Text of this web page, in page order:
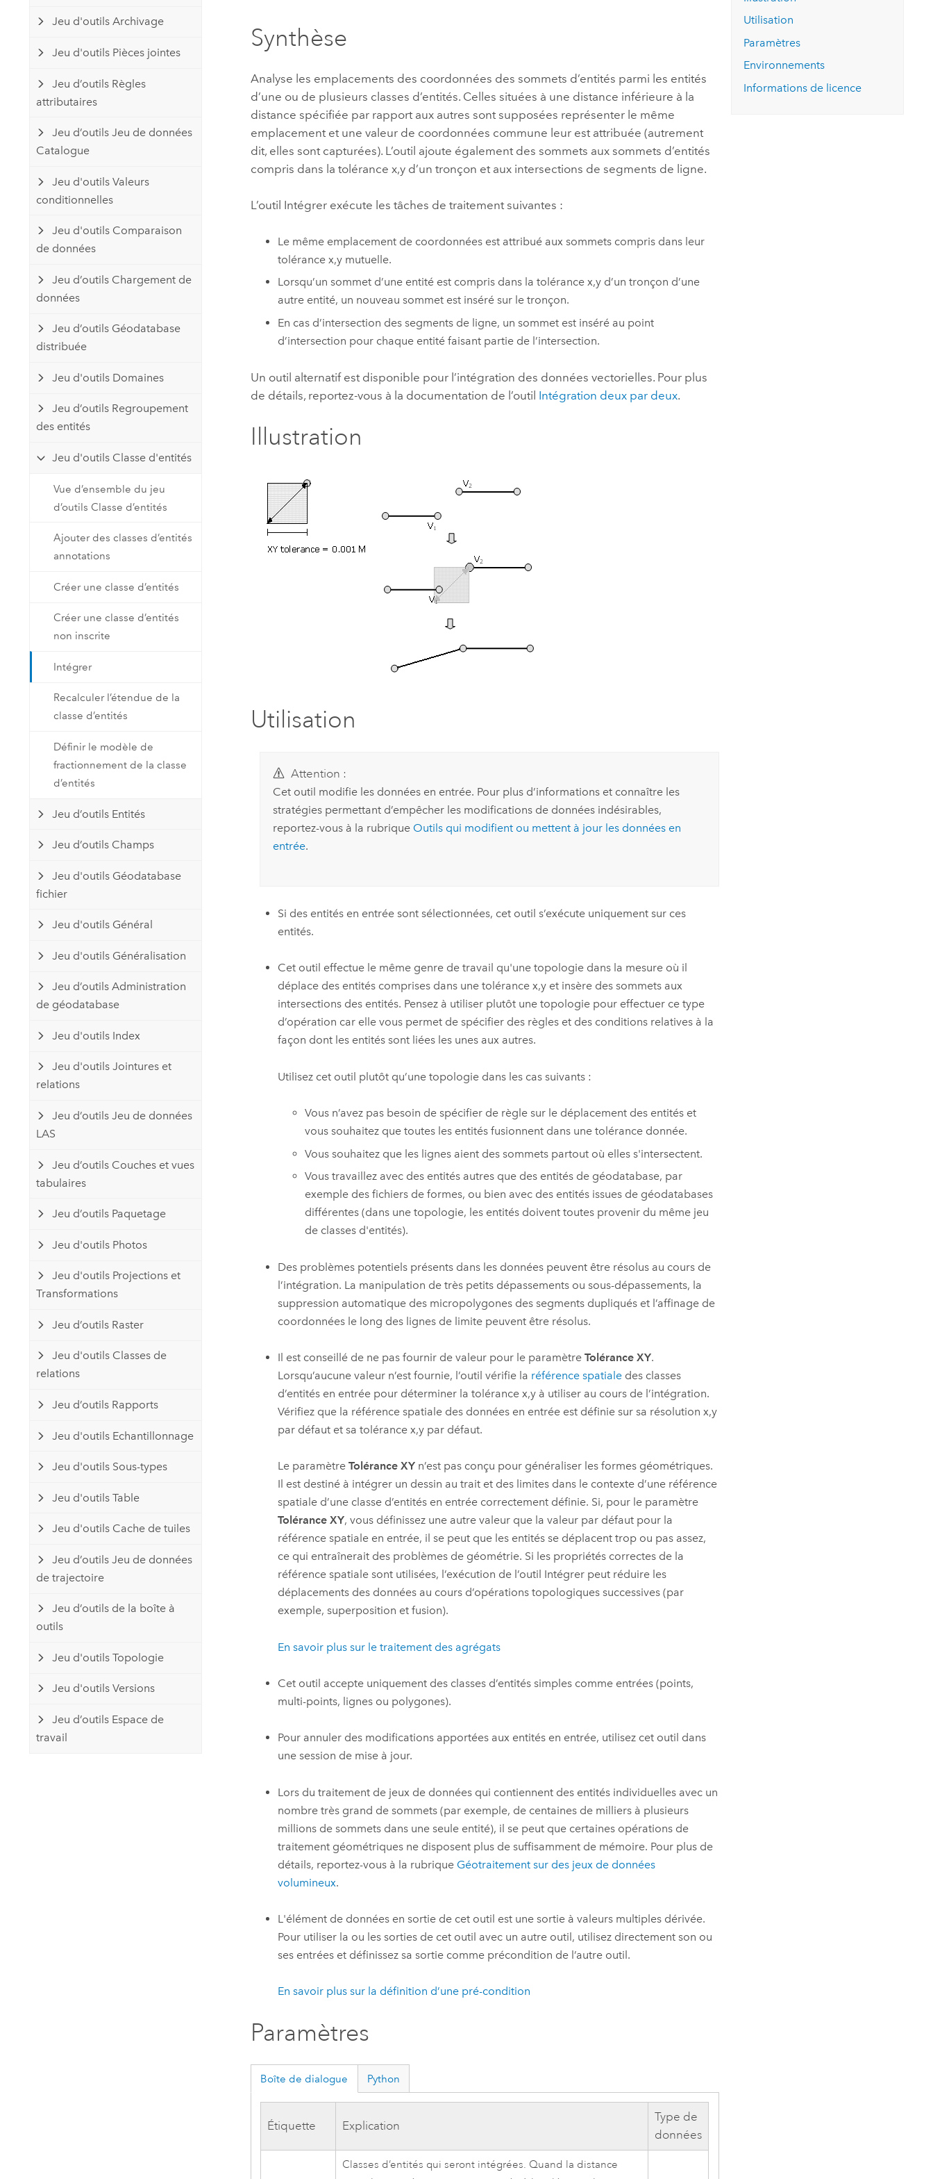
Technologie Developer
cartographie et d’analyse spatiale
essai gratuit.
Explorer ce cours
géospatial
Tous les récits
Lire le récit
Jeu d'outils Archivage
Jeu d'outils Pièces jointes
Jeu d’outils Règles
attributaires
Jeu d’outils Jeu de données
Catalogue
Jeu d'outils Valeurs
conditionnelles
Jeu d'outils Comparaison
de données
Jeu d’outils Chargement de
données
Jeu d’outils Géodatabase
distribuée
Jeu d'outils Domaines
Jeu d’outils Regroupement
des entités
Jeu d'outils Classe d'entités
Vue d’ensemble du jeu
d’outils Classe d’entités
Ajouter des classes d’entités
annotations
Créer une classe d’entités
Créer une classe d’entités
non inscrite
Intégrer
Recalculer l’étendue de la
classe d’entités
Définir le modèle de
fractionnement de la classe
d’entités
Jeu d’outils Entités
Jeu d’outils Champs
Jeu d'outils Géodatabase
fichier
Jeu d'outils Général
Jeu d'outils Généralisation
Jeu d’outils Administration
de géodatabase
Jeu d'outils Index
Jeu d'outils Jointures et
relations
Jeu d’outils Jeu de données
LAS
Jeu d’outils Couches et vues
tabulaires
Jeu d’outils Paquetage
Jeu d'outils Photos
Jeu d'outils Projections et
Transformations
Jeu d’outils Raster
Jeu d'outils Classes de
relations
Jeu d’outils Rapports
Jeu d'outils Echantillonnage
Jeu d'outils Sous-types
Jeu d'outils Table
Jeu d'outils Cache de tuiles
Jeu d’outils Jeu de données
de trajectoire
Jeu d’outils de la boîte à
outils
Jeu d'outils Topologie
Jeu d'outils Versions
Jeu d’outils Espace de
travail
Synthèse
Analyse les emplacements des coordonnées des sommets d’entités parmi les entités
d’une ou de plusieurs classes d’entités. Celles situées à une distance inférieure à la
distance spécifiée par rapport aux autres sont supposées représenter le même
emplacement et une valeur de coordonnées commune leur est attribuée (autrement
dit, elles sont capturées). L’outil ajoute également des sommets aux sommets d’entités
compris dans la tolérance x,y d’un tronçon et aux intersections de segments de ligne.
L’outil Intégrer exécute les tâches de traitement suivantes :
Le même emplacement de coordonnées est attribué aux sommets compris dans leur
tolérance x,y mutuelle.
Lorsqu’un sommet d’une entité est compris dans la tolérance x,y d’un tronçon d’une
autre entité, un nouveau sommet est inséré sur le tronçon.
En cas d’intersection des segments de ligne, un sommet est inséré au point
d’intersection pour chaque entité faisant partie de l’intersection.
Un outil alternatif est disponible pour l’intégration des données vectorielles. Pour plus
de détails, reportez-vous à la documentation de l’outil Intégration deux par deux.
Illustration
Utilisation
Attention :
Cet outil modifie les données en entrée. Pour plus d’informations et connaître les
stratégies permettant d’empêcher les modifications de données indésirables,
reportez-vous à la rubrique Outils qui modifient ou mettent à jour les données en
entrée.
Si des entités en entrée sont sélectionnées, cet outil s’exécute uniquement sur ces
entités.
Cet outil effectue le même genre de travail qu'une topologie dans la mesure où il
déplace des entités comprises dans une tolérance x,y et insère des sommets aux
intersections des entités. Pensez à utiliser plutôt une topologie pour effectuer ce type
d’opération car elle vous permet de spécifier des règles et des conditions relatives à la
façon dont les entités sont liées les unes aux autres.
Utilisez cet outil plutôt qu’une topologie dans les cas suivants :
Vous n’avez pas besoin de spécifier de règle sur le déplacement des entités et
vous souhaitez que toutes les entités fusionnent dans une tolérance donnée.
Vous souhaitez que les lignes aient des sommets partout où elles s'intersectent.
Vous travaillez avec des entités autres que des entités de géodatabase, par
exemple des fichiers de formes, ou bien avec des entités issues de géodatabases
différentes (dans une topologie, les entités doivent toutes provenir du même jeu
de classes d'entités).
Des problèmes potentiels présents dans les données peuvent être résolus au cours de
l’intégration. La manipulation de très petits dépassements ou sous-dépassements, la
suppression automatique des micropolygones des segments dupliqués et l’affinage de
coordonnées le long des lignes de limite peuvent être résolus.
Il est conseillé de ne pas fournir de valeur pour le paramètre Tolérance XY.
Lorsqu’aucune valeur n’est fournie, l’outil vérifie la référence spatialedes classes
d’entités en entrée pour déterminer la tolérance x,y à utiliser au cours de l’intégration.
Vérifiez que la référence spatiale des données en entrée est définie sur sa résolution x,y
par défaut et sa tolérance x,y par défaut.
Le paramètre Tolérance XYn’est pas conçu pour généraliser les formes géométriques.
Il est destiné à intégrer un dessin au trait et des limites dans le contexte d’une référence
spatiale d’une classe d’entités en entrée correctement définie. Si, pour le paramètre
Tolérance XY, vous définissez une autre valeur que la valeur par défaut pour la
référence spatiale en entrée, il se peut que les entités se déplacent trop ou pas assez,
ce qui entraînerait des problèmes de géométrie. Si les propriétés correctes de la
référence spatiale sont utilisées, l’exécution de l’outil Intégrerpeut réduire les
déplacements des données au cours d’opérations topologiques successives (par
exemple, superposition et fusion).
En savoir plus sur le traitement des agrégats
Cet outil accepte uniquement des classes d’entités simples comme entrées (points,
multi-points, lignes ou polygones).
Pour annuler des modifications apportées aux entités en entrée, utilisez cet outil dans
une session de mise à jour.
Lors du traitement de jeux de données qui contiennent des entités individuelles avec un
nombre très grand de sommets (par exemple, de centaines de milliers à plusieurs
millions de sommets dans une seule entité), il se peut que certaines opérations de
traitement géométriques ne disposent plus de suffisamment de mémoire. Pour plus de
détails, reportez-vous à la rubrique Géotraitement sur des jeux de données
volumineux.
L'élément de données en sortie de cet outil est une sortie à valeurs multiples dérivée.
Pour utiliser la ou les sorties de cet outil avec un autre outil, utilisez directement son ou
ses entrées et définissez sa sortie comme précondition de l’autre outil.
En savoir plus sur la définition d’une pré-condition
Paramètres
Boîte de dialogue Python
Étiquette Explication
Type de
données
Classes d’entités qui seront intégrées. Quand la distance
Utilisation
Paramètres
Environnements
Informations de licence